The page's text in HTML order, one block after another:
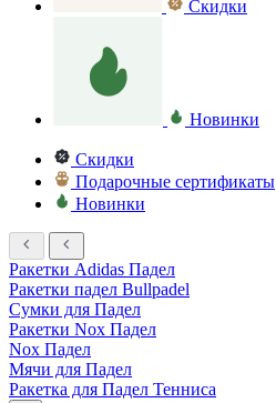
Скидки
Новинки
Скидки
Подарочные сертификаты
Новинки
Ракетки Adidas Падел
Ракетки падел Bullpadel
Сумки для Падел
Ракетки Nox Падел
Nox Падел
Мячи для Падел
Ракетка для Падел Тенниса